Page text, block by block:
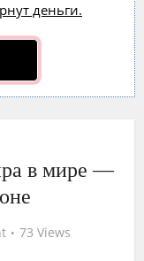
деньги.
в мире —
73 Views